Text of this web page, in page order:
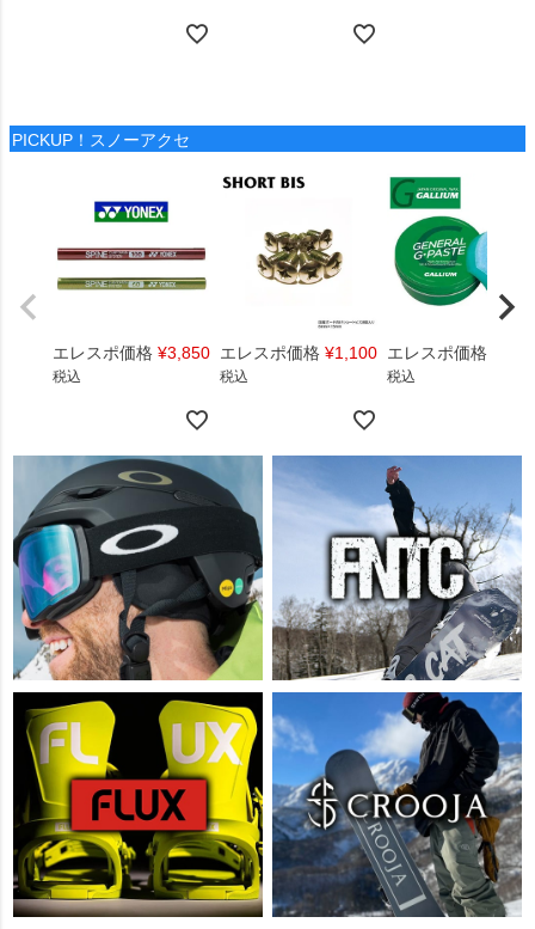
PICKUP！スノーアクセ
エレスポ価格 ¥3,850
税込
エレスポ価格 ¥1,100
税込
エレスポ価格
税込